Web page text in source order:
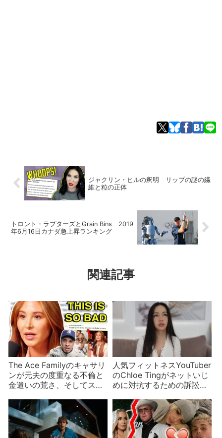
ジャクリン・ヒルの釈明 リップの謎の繊
維と粒の正体
トロント・ラプターズとGrain Bins 2019
年6月16日カナダ急上昇ランキング
関連記事
The Ace Familyのキャサリ
ンが元夫の度重なる不倫と
金遣いの荒さ、そしてスピ
人気フィットネスYouTuber
のChloe Tingがネットいじ
めに対抗するための訴訟を